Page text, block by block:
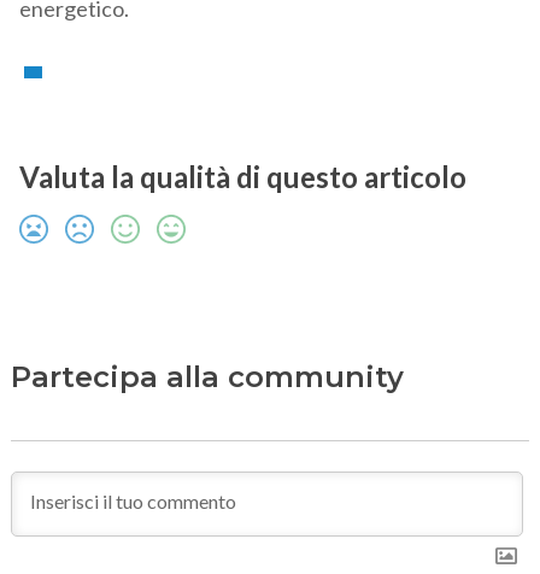
energetico.
Valuta la qualità di questo articolo
Partecipa alla community